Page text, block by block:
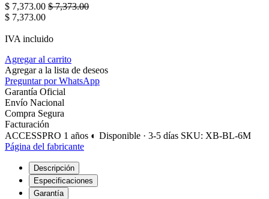
$ 7,373.00 $7,373.00
$ 7,373.00
IVA incluido
Agregar al carrito
Agregar a la lista de deseos
Preguntar por WhatsApp
Garantía Oficial
Envío Nacional
Compra Segura
Facturación
ACCESSPRO 1 años ◐ Disponible · 3-5 días SKU: XB-BL-6M
Página del fabricante
Descripción
Especificaciones
Garantía